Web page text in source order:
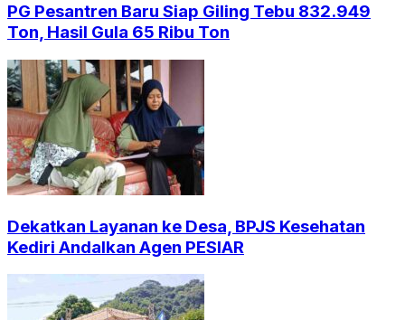
PG Pesantren Baru Siap Giling Tebu 832.949
Ton, Hasil Gula 65 Ribu Ton
Dekatkan Layanan ke Desa, BPJS Kesehatan
Kediri Andalkan Agen PESIAR